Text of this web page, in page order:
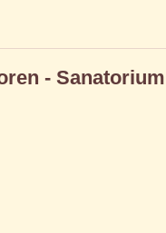
- Sanatorium